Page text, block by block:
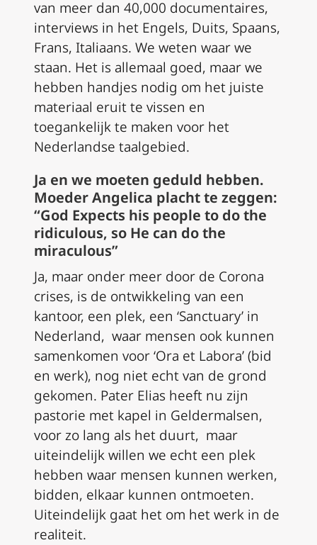
van meer dan 40,000 documentaires,
interviews in het Engels, Duits, Spaans,
Frans, Italiaans. We weten waar we
staan. Het is allemaal goed, maar we
hebben handjes nodig om het juiste
materiaal eruit te vissen en
toegankelijk te maken voor het
Nederlandse taalgebied.
Ja en we moeten geduld hebben.
Moeder Angelica placht te zeggen:
“God Expects his people to do the
ridiculous, so He can do the
miraculous”
Ja, maar onder meer door de Corona
crises, is de ontwikkeling van een
kantoor, een plek, een ‘Sanctuary’ in
Nederland, waar mensen ook kunnen
samenkomen voor ‘Ora et Labora’ (bid
en werk), nog niet echt van de grond
gekomen. Pater Elias heeft nu zijn
pastorie met kapel in Geldermalsen,
voor zo lang als het duurt, maar
uiteindelijk willen we echt een plek
hebben waar mensen kunnen werken,
bidden, elkaar kunnen ontmoeten.
Uiteindelijk gaat het om het werk in de
realiteit.